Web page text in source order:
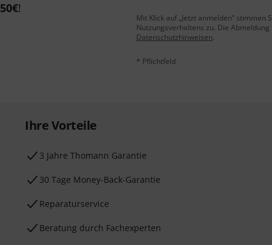
50€!
Mit Klick auf „Jetzt anmelden“
Nutzungsverhaltens zu. Die
Datenschutzhinweisen.
* Pflichtfeld
Ihre Vorteile
3 Jahre Thomann Garantie
30 Tage Money-Back-Garantie
Reparaturservice
Beratung durch Fachexperten